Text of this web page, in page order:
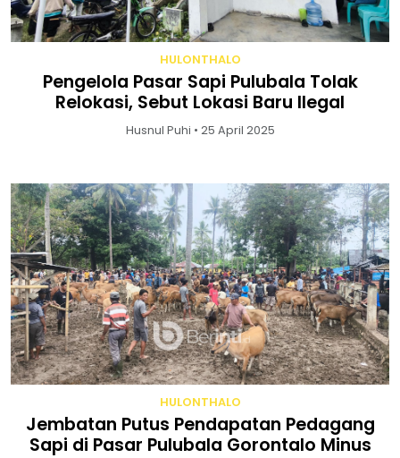
HULONTHALO
Pengelola Pasar Sapi Pulubala Tolak
Relokasi, Sebut Lokasi Baru Ilegal
Husnul Puhi • 25 April 2025
HULONTHALO
Jembatan Putus Pendapatan Pedagang
Sapi di Pasar Pulubala Gorontalo Minus